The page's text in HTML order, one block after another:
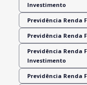
Investimento
Previdência Renda
Previdência Renda
Previdência Renda
Investimento
Previdência Renda